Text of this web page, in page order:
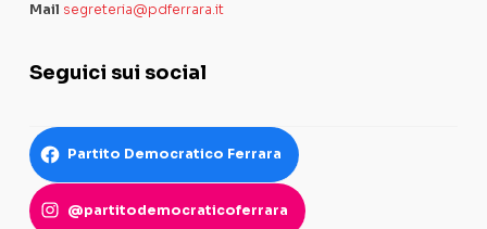
Mail segreteria@pdferrara.it
Seguici sui social
Partito Democratico Ferrara
@partitodemocraticoferrara